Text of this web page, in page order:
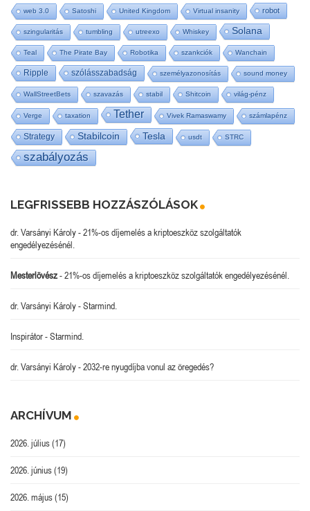
web 3.0 Satoshi United Kingdom Virtual insanity robot
szingularitás tumbling utreexo Whiskey Solana
Teal The Pirate Bay Robotika szankciók Wanchain
Ripple szólásszabadság személyazonosítás sound money
WallStreetBets szavazás stabil Shitcoin világ-pénz
Verge taxation Tether Vivek Ramaswamy számlapénz
Strategy Stabilcoin Tesla usdt STRC
szabályozás
LEGFRISSEBB HOZZÁSZÓLÁSOK
dr. Varsányi Károly-21%-os díjemelés a kriptoeszköz szolgáltatók
engedélyezésénél.
Mesterlövész-21%-os díjemelés a kriptoeszköz szolgáltatók engedélyezésénél.
dr. Varsányi Károly-Starmind.
Inspirátor-Starmind.
dr. Varsányi Károly-2032-re nyugdíjba vonul az öregedés?
ARCHÍVUM
2026. július(17)
2026. június(19)
2026. május(15)